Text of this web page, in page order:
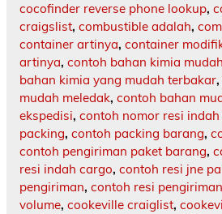
cocofinder reverse phone lookup,
craigslist, combustible adalah,
container artinya, container
artinya, contoh bahan kimia
bahan kimia yang mudah terbakar,
mudah meledak, contoh bahan
ekspedisi, contoh nomor resi
packing, contoh packing barang,
contoh pengiriman paket barang,
resi indah cargo, contoh resi jne
pengiriman, contoh resi
volume, cookeville craiglist,